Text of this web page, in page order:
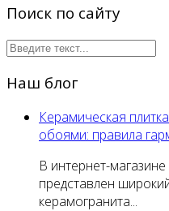
Поиск по сайту
Наш блог
Керамическая
обоями: правила
В интернет-магазине
представлен
керамогранита...